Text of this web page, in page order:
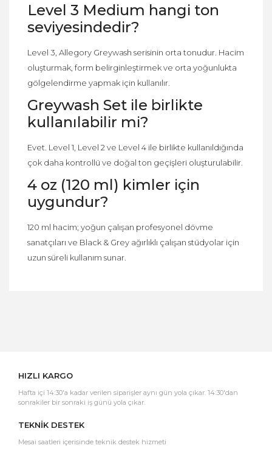
Level 3 Medium hangi ton
seviyesindedir?
Level 3, Allegory Greywash serisinin orta tonudur. Hacim
oluşturmak, form belirginleştirmek ve orta yoğunlukta
gölgelendirme yapmak için kullanılır.
Greywash Set ile birlikte
kullanılabilir mi?
Evet. Level 1, Level 2 ve Level 4 ile birlikte kullanıldığında
çok daha kontrollü ve doğal ton geçişleri oluşturulabilir.
4 oz (120 ml) kimler için
uygundur?
120 ml hacim; yoğun çalışan profesyonel dövme
sanatçıları ve Black & Grey ağırlıklı çalışan stüdyolar için
uzun süreli kullanım sunar.
HIZLI KARGO
Hafta içi 14:30'a kadar verilen siparişler aynı gün yola çıkar. 14:30'dan
sonrakiler bir sonraki iş günü yola çıkar.
TEKNİK DESTEK
Mesai saatleri içerisinde teknik destek hizmeti